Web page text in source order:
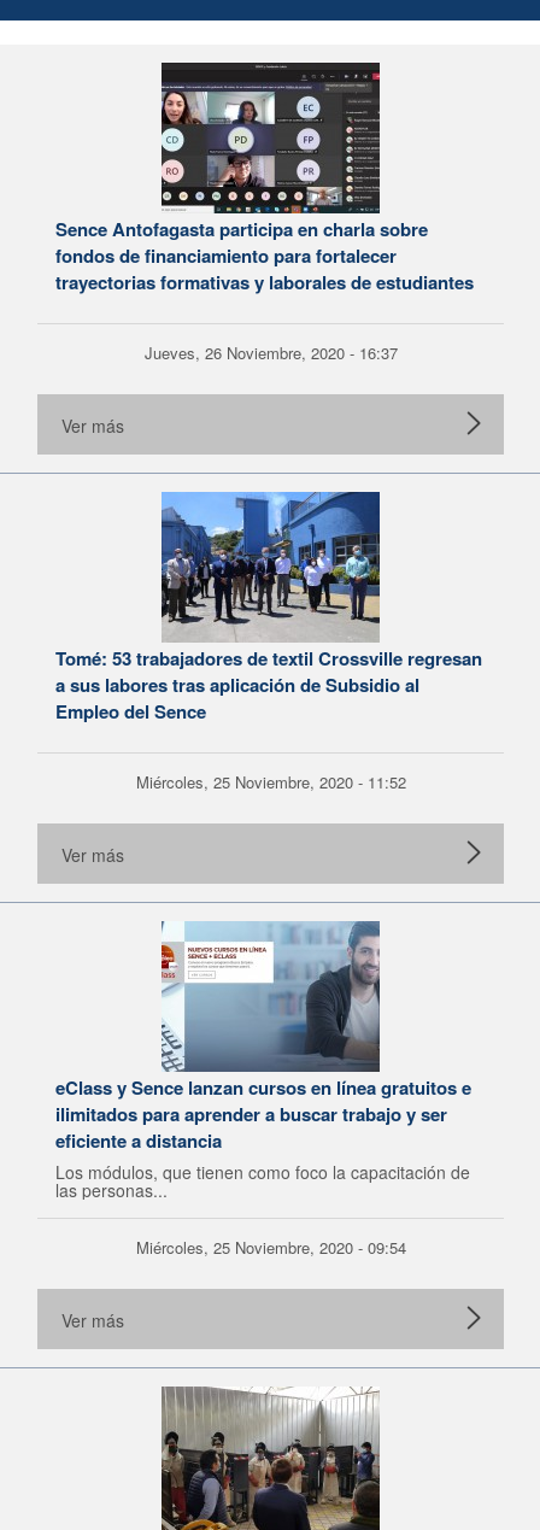
Sence Antofagasta participa en charla sobre
fondos de financiamiento para fortalecer
trayectorias formativas y laborales de estudiantes
Jueves, 26 Noviembre, 2020 - 16:37
Ver más
Tomé: 53 trabajadores de textil Crossville regresan
a sus labores tras aplicación de Subsidio al
Empleo del Sence
Miércoles, 25 Noviembre, 2020 - 11:52
Ver más
eClass y Sence lanzan cursos en línea gratuitos e
ilimitados para aprender a buscar trabajo y ser
eficiente a distancia
Los módulos, que tienen como foco la capacitación de
las personas...
Miércoles, 25 Noviembre, 2020 - 09:54
Ver más